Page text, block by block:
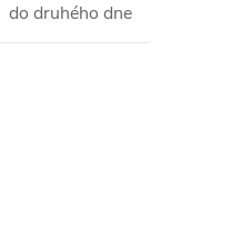
do druhého dne